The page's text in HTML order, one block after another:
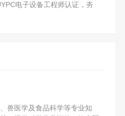
电子设备工程师认证，夯
兽医学及食品科学等专业知